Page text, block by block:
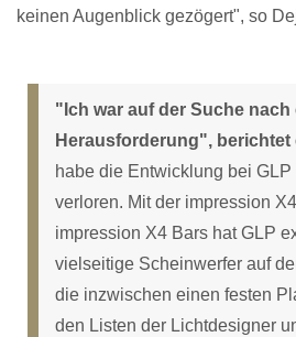
keinen Augenblick gezögert", so
"Ich war auf der Suche nach
Herausforderung", berichtet
habe die Entwicklung bei
verloren. Mit der impression
impression X4 Bars hat GLP
vielseitige Scheinwerfer auf
die inzwischen einen festen
den Listen der Lichtdesigner